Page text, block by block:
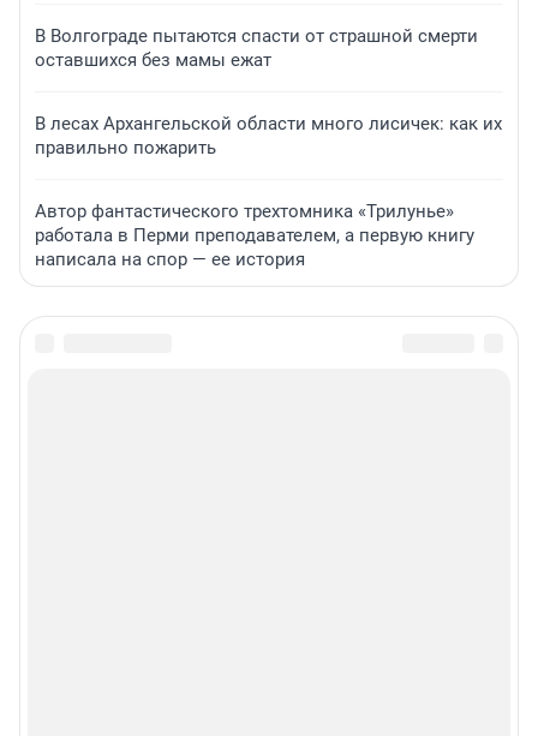
В Волгограде пытаются спасти от страшной смерти
оставшихся без мамы ежат
В лесах Архангельской области много лисичек: как их
правильно пожарить
Автор фантастического трехтомника «Трилунье»
работала в Перми преподавателем, а первую книгу
написала на спор — ее история